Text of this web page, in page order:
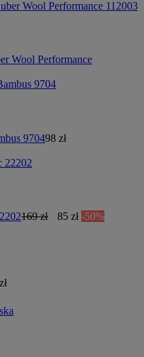
Wool Performance
970498 zł
169 zł 85 zł -50%